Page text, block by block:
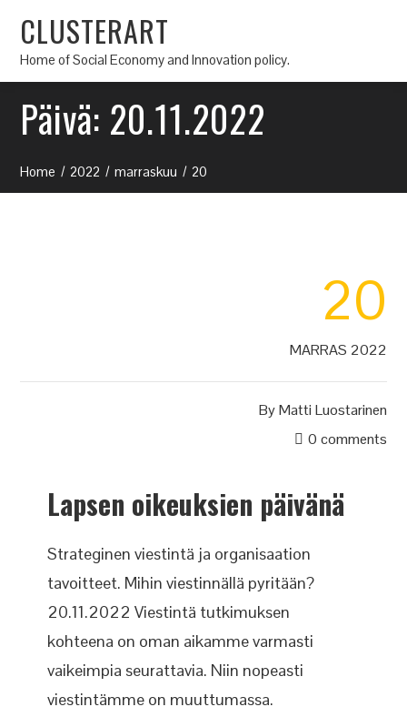
CLUSTERART
Home of Social Economy and Innovation policy.
Päivä: 20.11.2022
Home 2022 marraskuu 20
20
MARRAS 2022
ByMatti Luostarinen
0 comments
Lapsen oikeuksien päivänä
Strateginen viestintä ja organisaation
tavoitteet. Mihin viestinnällä pyritään?
20.11.2022 Viestintä tutkimuksen
kohteena on oman aikamme varmasti
vaikeimpia seurattavia. Niin nopeasti
viestintämme on muuttumassa.